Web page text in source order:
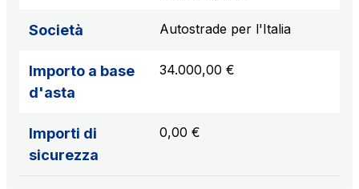
di servizio
YouVerse
servizi amministrativi, generali, gestione immobili
Giovia
attività di pulizia su piazzali esterni, superfici a verde
e servizi igienici
Società Autostrade per l'Italia
Importo a base
d'asta
34.000,00 €
Importi di
sicurezza
0,00 €